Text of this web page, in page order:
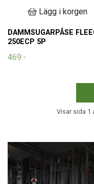
Lägg i korgen
DAMMSUGARPÅSE
250ECP 5P
469:-
Visar sida 1